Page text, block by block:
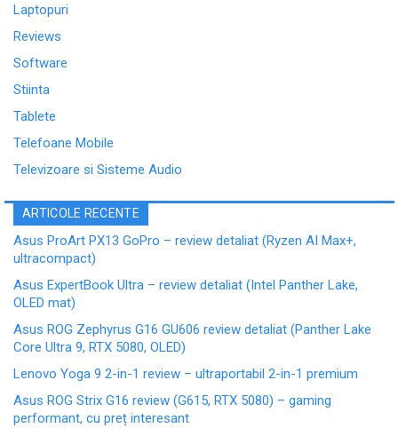
Laptopuri
Reviews
Software
Stiinta
Tablete
Telefoane Mobile
Televizoare si Sisteme Audio
ARTICOLE RECENTE
Asus ProArt PX13 GoPro – review detaliat (Ryzen AI Max+,
ultracompact)
Asus ExpertBook Ultra – review detaliat (Intel Panther Lake,
OLED mat)
Asus ROG Zephyrus G16 GU606 review detaliat (Panther Lake
Core Ultra 9, RTX 5080, OLED)
Lenovo Yoga 9 2-in-1 review – ultraportabil 2-in-1 premium
Asus ROG Strix G16 review (G615, RTX 5080) – gaming
performant, cu preț interesant